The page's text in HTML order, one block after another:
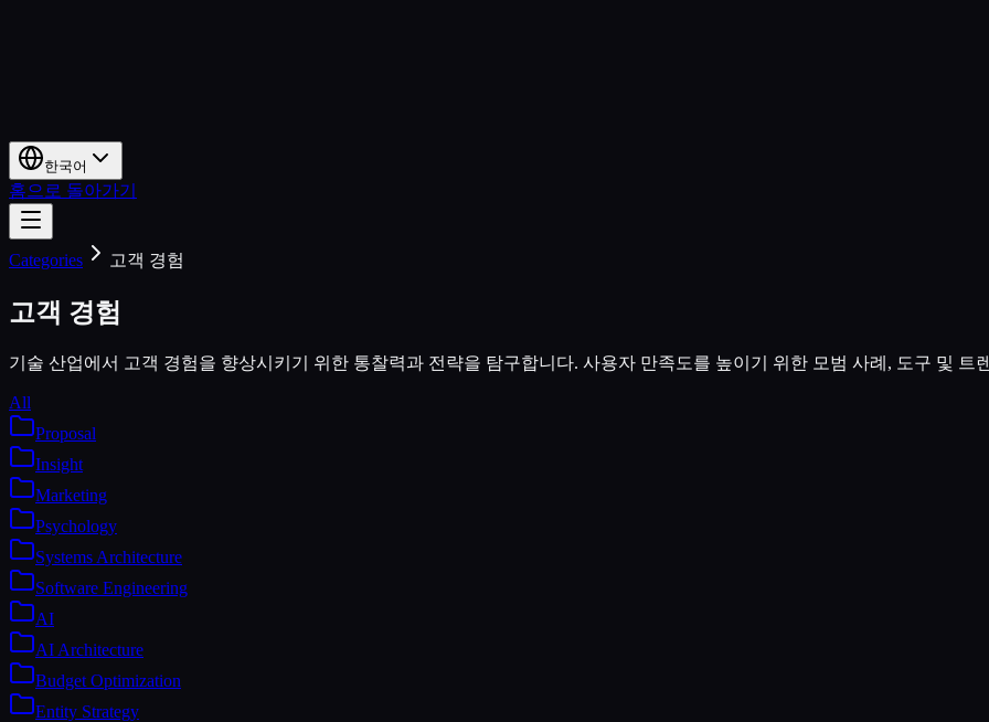
한국어
홈으로 돌아가기
Categories 고객 경험
고객 경험
기술 산업에서 고객 경험을 향상시키기 위한 통찰력과 전략을 탐구합니다. 사용자 만족도를 높이기 위한 모범 사례, 도구 및 트
All
Proposal
Insight
Marketing
Psychology
Systems Architecture
Software Engineering
AI
AI Architecture
Budget Optimization
Entity Strategy